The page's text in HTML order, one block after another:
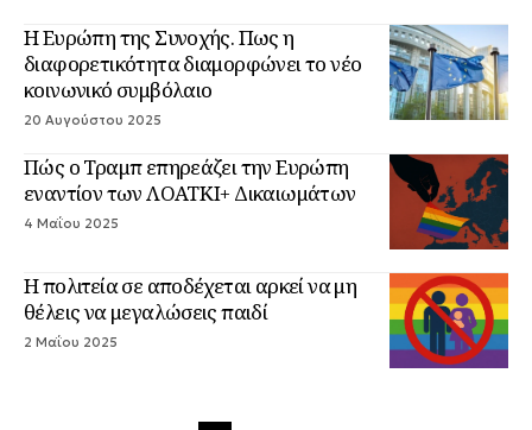
Η Ευρώπη της Συνοχής. Πως η
διαφορετικότητα διαμορφώνει το νέο
κοινωνικό συμβόλαιο
20 Αυγούστου 2025
Πώς ο Τραμπ επηρεάζει την Ευρώπη
εναντίον των ΛΟΑΤΚΙ+ Δικαιωμάτων
4 Μαΐου 2025
Η πολιτεία σε αποδέχεται αρκεί να μη
θέλεις να μεγαλώσεις παιδί
2 Μαΐου 2025